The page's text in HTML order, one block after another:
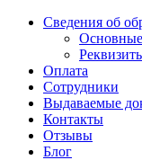
Сведения об
Оплата
Сотрудники
Выдаваемые
Контакты
Отзывы
Блог